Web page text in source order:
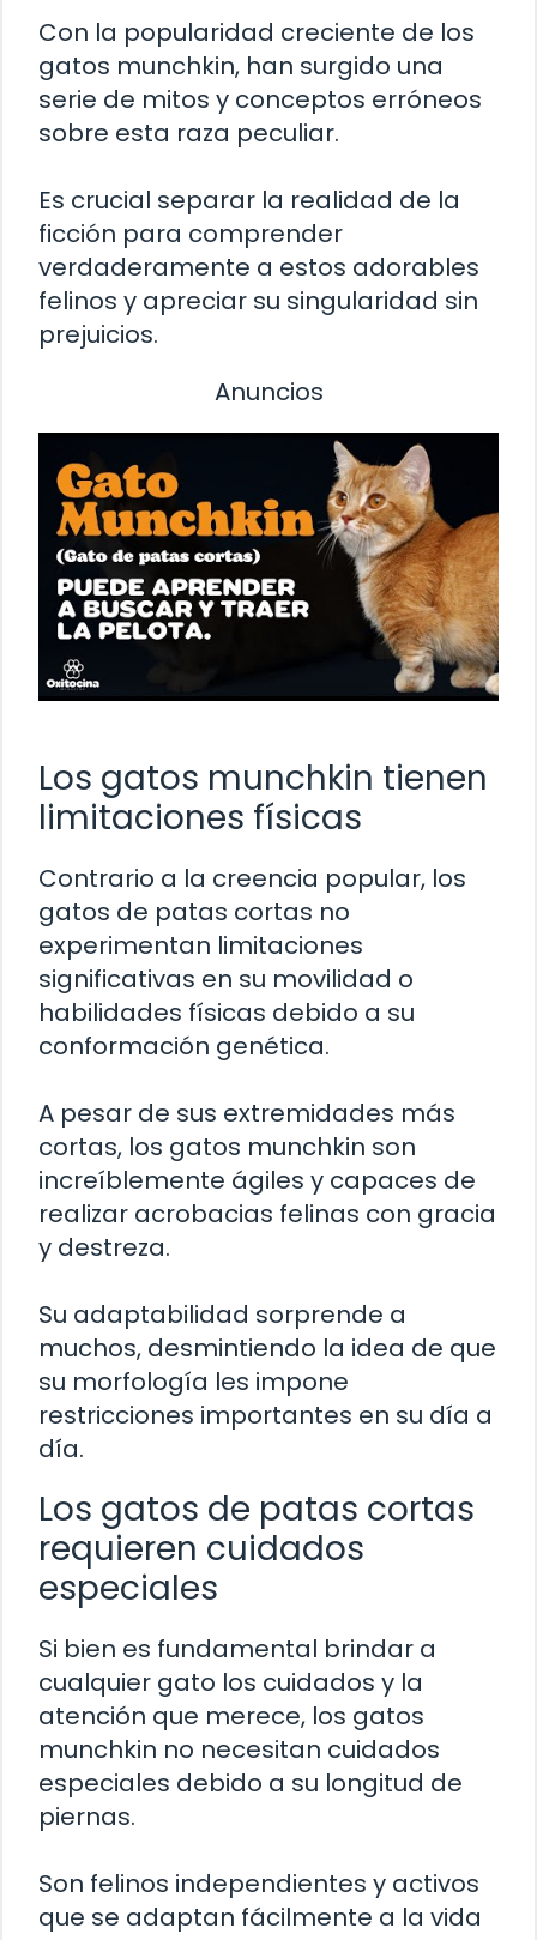
Con la popularidad creciente de los
gatos munchkin, han surgido una
serie de mitos y conceptos erróneos
sobre esta raza peculiar.
Es crucial separar la realidad de la
ficción para comprender
verdaderamente a estos adorables
felinos y apreciar su singularidad sin
prejuicios.
Anuncios
Los gatos munchkin tienen
limitaciones físicas
Contrario a la creencia popular, los
gatos de patas cortas no
experimentan limitaciones
significativas en su movilidad o
habilidades físicas debido a su
conformación genética.
A pesar de sus extremidades más
cortas, los gatos munchkin son
increíblemente ágiles y capaces de
realizar acrobacias felinas con gracia
y destreza.
Su adaptabilidad sorprende a
muchos, desmintiendo la idea de que
su morfología les impone
restricciones importantes en su día a
día.
Los gatos de patas cortas
requieren cuidados
especiales
Si bien es fundamental brindar a
cualquier gato los cuidados y la
atención que merece, los gatos
munchkin no necesitan cuidados
especiales debido a su longitud de
piernas.
Son felinos independientes y activos
que se adaptan fácilmente a la vida